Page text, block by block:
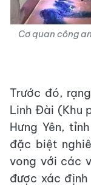
Cơ quan công
Trước đó,
Linh Đài (Khu
Hưng Yên,
đặc biệt
vong với các
được xác định